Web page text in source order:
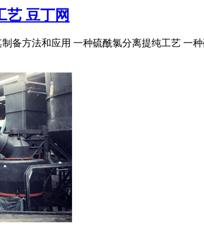
艺 豆丁网
备方法和应用 一种硫酰氯分离提纯工艺 一